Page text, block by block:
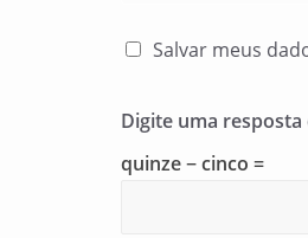
Salvar meus
Digite uma
quinze − cinco =